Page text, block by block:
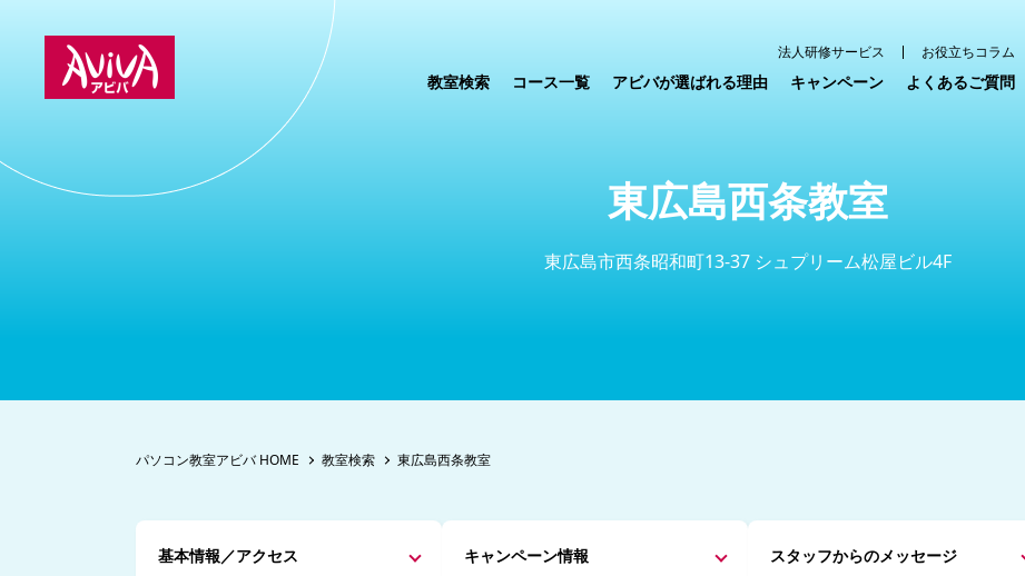
法人研修サービス お役立ちコラム
教室検索 コース一覧 アビバが選ばれる理由 キャンペーン よくあるご質問
東広島西条教室
東広島市西条昭和町13-37 シュプリーム松屋ビル4F
パソコン教室アビバ HOME 教室検索 東広島西条教室
基本情報／アクセス キャンペーン情報 スタッフからのメッセージ